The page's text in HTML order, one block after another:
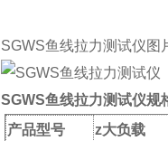
SGWS鱼线拉力测试仪图
SGWS鱼线拉力测试仪规
产品型号
z大负载